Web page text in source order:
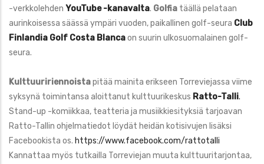
-verkkolehden YouTube -kanavalta. Golfia täällä pelataan
aurinkoisessa säässä ympäri vuoden, paikallinen golf-seura Club
Finlandia Golf Costa Blancaon suurin ulkosuomalainen golf-
seura.
Kulttuuririennoistapitää mainita erikseen Torreviejassa viime
syksynä toimintansa aloittanut kulttuurikeskus Ratto-Talli.
Stand-up -komiikkaa, teatteria ja musiikkiesityksiä tarjoavan
Ratto-Tallin ohjelmatiedot löydät heidän kotisivujen lisäksi
Facebookista os. https://www.facebook.com/rattotalli
Kannattaa myös tutkailla Torreviejan muuta kulttuuritarjontaa,